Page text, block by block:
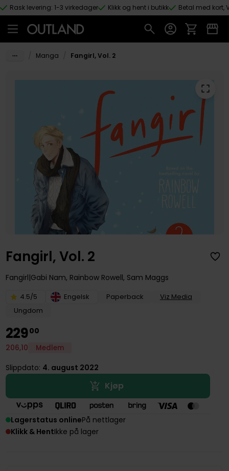
Hopp til hovedinnhold
Rask levering: 1-3 virkedager Klikk og hent i butikk Betal med kort,
Manga Fangirl, Vol. 2
Fangirl, Vol. 2
Fangirl Gabi Nam, Rainbow Rowell, Sam Maggs
4.5/5 Engelsk Paperback
Viz Media
Ungdom
22900
206,10 Medlem
Slippdato: 4. august 2022
Kjøp
Lagerstatus onlinePå nettlager
Klikk & HentIkke på lager